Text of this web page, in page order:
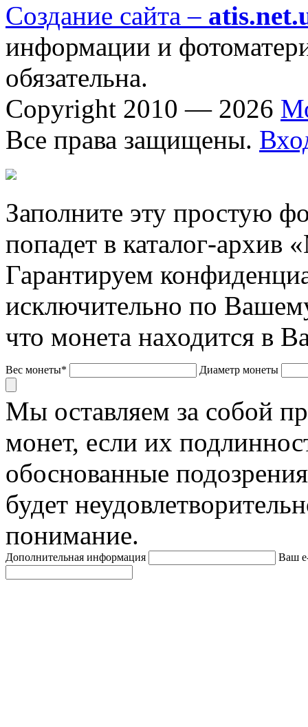
Создание сайта –
информации и
обязательна.
Copyright 2010 — 2026
Все права защищены.
Заполните эту простую
попадет в каталог-архив
Гарантируем
исключительно по
что монета находится в
Вес монеты* Диаметр монеты
Мы оставляем за собой
монет, если их
обоснованные
будет
понимание.
Дополнительная информация Ваш